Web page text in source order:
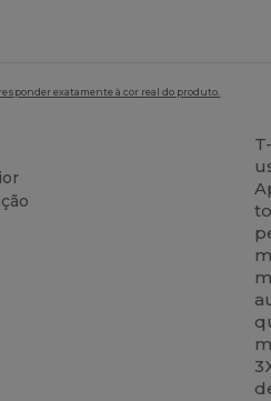
exatamente à cor real do produto.